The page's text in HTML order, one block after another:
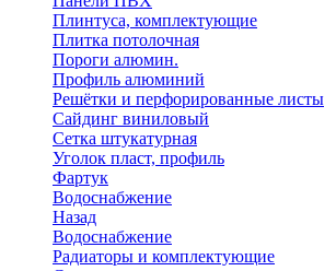
Плинтуса, комплектующие
Плитка потолочная
Пороги алюмин.
Профиль алюминий
Решётки и перфорированные листы
Сайдинг виниловый
Сетка штукатурная
Уголок пласт, профиль
Фартук
Водоснабжение
Назад
Водоснабжение
Радиаторы и комплектующие